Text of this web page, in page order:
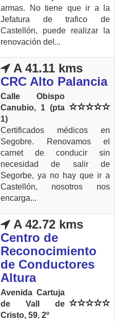
armas. No tiene que ir a la
Jefatura de trafico de
Castellón, puede realizar la
renovación del...
A 41.11 kms
CRC Alto Palancia
Calle Obispo
Canubio, 1 (pta
1)
Certificados médicos en
Segobre. Renovamos el
carnet de conducir sin
necesidad de salir de
Segorbe, ya no hay que ir a
Castellón, nosotros nos
encarga...
A 42.72 kms
Centro de
Reconocimiento
de Conductores
Altura
Avenida Cartuja
de Vall de
Cristo, 59. 2º